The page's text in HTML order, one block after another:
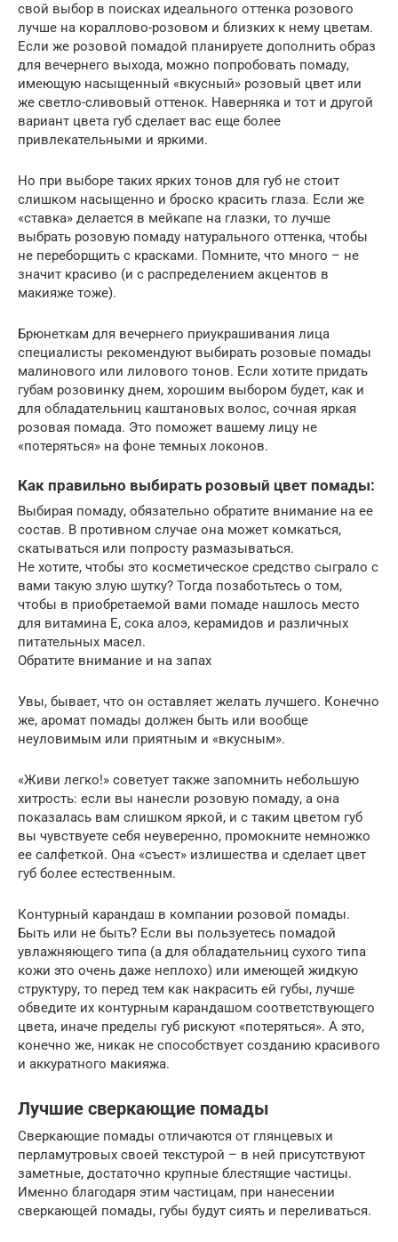
свой выбор в поисках идеального оттенка розового
лучше на кораллово-розовом и близких к нему цветам.
Если же розовой помадой планируете дополнить образ
для вечернего выхода, можно попробовать помаду,
имеющую насыщенный «вкусный» розовый цвет или
же светло-сливовый оттенок. Наверняка и тот и другой
вариант цвета губ сделает вас еще более
привлекательными и яркими.
Но при выборе таких ярких тонов для губ не стоит
слишком насыщенно и броско красить глаза. Если же
«ставка» делается в мейкапе на глазки, то лучше
выбрать розовую помаду натурального оттенка, чтобы
не переборщить с красками. Помните, что много – не
значит красиво (и с распределением акцентов в
макияже тоже).
Брюнеткам для вечернего приукрашивания лица
специалисты рекомендуют выбирать розовые помады
малинового или лилового тонов. Если хотите придать
губам розовинку днем, хорошим выбором будет, как и
для обладательниц каштановых волос, сочная яркая
розовая помада. Это поможет вашему лицу не
«потеряться» на фоне темных локонов.
Как правильно выбирать розовый цвет помады:
Выбирая помаду, обязательно обратите внимание на ее
состав. В противном случае она может комкаться,
скатываться или попросту размазываться.
Не хотите, чтобы это косметическое средство сыграло с
вами такую злую шутку? Тогда позаботьтесь о том,
чтобы в приобретаемой вами помаде нашлось место
для витамина Е, сока алоэ, керамидов и различных
питательных масел.
Обратите внимание и на запах
Увы, бывает, что он оставляет желать лучшего. Конечно
же, аромат помады должен быть или вообще
неуловимым или приятным и «вкусным».
«Живи легко!» советует также запомнить небольшую
хитрость: если вы нанесли розовую помаду, а она
показалась вам слишком яркой, и с таким цветом губ
вы чувствуете себя неуверенно, промокните немножко
ее салфеткой. Она «съест» излишества и сделает цвет
губ более естественным.
Контурный карандаш в компании розовой помады.
Быть или не быть? Если вы пользуетесь помадой
увлажняющего типа (а для обладательниц сухого типа
кожи это очень даже неплохо) или имеющей жидкую
структуру, то перед тем как накрасить ей губы, лучше
обведите их контурным карандашом соответствующего
цвета, иначе пределы губ рискуют «потеряться». А это,
конечно же, никак не способствует созданию красивого
и аккуратного макияжа.
Лучшие сверкающие помады
Сверкающие помады отличаются от глянцевых и
перламутровых своей текстурой – в ней присутствуют
заметные, достаточно крупные блестящие частицы.
Именно благодаря этим частицам, при нанесении
сверкающей помады, губы будут сиять и переливаться.